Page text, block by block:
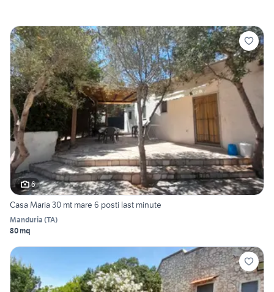
6
Casa Maria 30 mt mare 6 posti last minute
Manduria (TA)
80 mq